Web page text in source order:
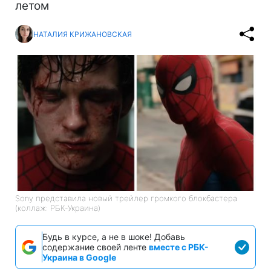
летом
НАТАЛИЯ КРИЖАНОВСКАЯ
Sony представила новый трейлер громкого блокбастера
(коллаж: РБК-Украина)
Будь в курсе, а не в шоке! Добавь
содержание своей ленте вместе с РБК-
Украина в Google